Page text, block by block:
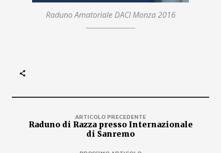
Raduno Amatoriale DACI Monza 2016
ARTICOLO PRECEDENTE
Raduno di Razza presso Internazionale
di Sanremo